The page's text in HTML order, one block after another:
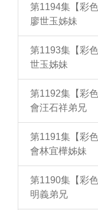
第1194集【彩
廖世玉姊妹
第1193集【彩
世玉姊妹
第1192集【彩
會汪石祥弟兄
第1191集【彩
會林宜樺姊妹
第1190集【彩
明義弟兄